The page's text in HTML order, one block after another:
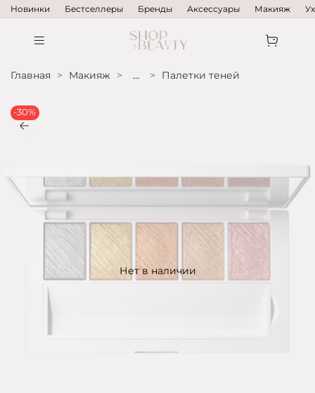
Новинки Бестселлеры Бренды Аксессуары Макияж
Главная Макияж ... Палетки теней
Нет в наличии
-30%